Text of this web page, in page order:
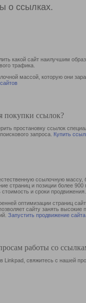
о ссылках.
какой сайт наилучшим
трафика.
массой, которую они
покупки ссылок?
простановку ссылок
запроса. Купить
ссылочную
страниц и позиции более
и сроки продвижения.
оптимизации страниц
сайту занять
Запустить продвижение сайта
работы со
Linkpad, свяжитесь с нашей